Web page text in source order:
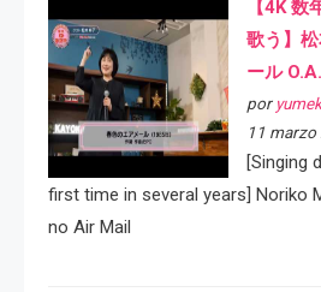
【4K
歌う】
ール
por
11 marzo
[Singing
first time in several years] Noriko
no Air Mail